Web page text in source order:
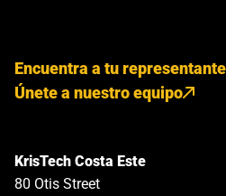
Encuentra a tu representante
Únete a nuestro equipo
KrisTech Costa Este
80 Otis Street